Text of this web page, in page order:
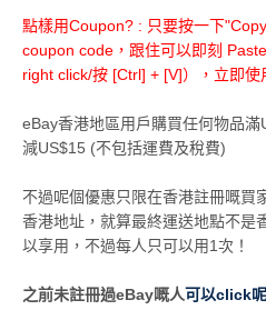
點樣用Coupon? : 只要按一下
coupon code，跟住可以即刻
right click/按 [Ctrl] + [V]），立即使
eBay香港地區用戶購買任何物品
減US$15 (不包括運費及稅費)
不過呢個優惠只限在香港註冊嘅買
香港地址，就算最終運送地點不是
以享用，不過每人只可以用1次！
之前未註冊過eBay嘅人可以click